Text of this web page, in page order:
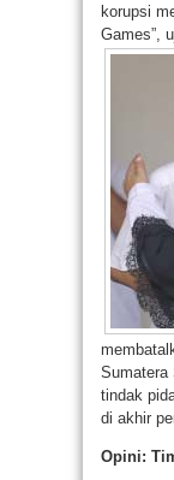
korupsi
Games”,
Sumatera
tindak
di akhir
Opini: